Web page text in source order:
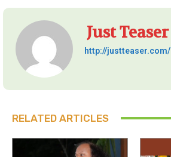
Just Teaser
http://justteaser.com/
RELATED ARTICLES